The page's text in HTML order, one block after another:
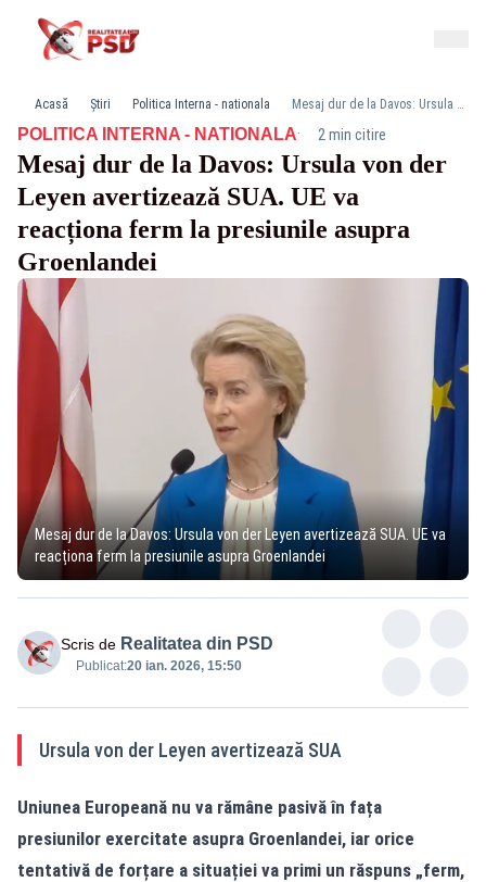
Acasă Știri Politica Interna - nationala Mesaj dur de la Davos: Ursula von der Leyen avertizează SUA. UE va reacționa ferm la presiunile asupra Groenlandei
POLITICA INTERNA - NATIONALA· 2 min citire
Mesaj dur de la Davos: Ursula von der
Leyen avertizează SUA. UE va
reacționa ferm la presiunile asupra
Groenlandei
Mesaj dur de la Davos: Ursula von der Leyen avertizează SUA. UE va
reacționa ferm la presiunile asupra Groenlandei
Scris de Realitatea din PSD
Publicat:20 ian. 2026, 15:50
Ursula von der Leyen avertizează SUA
Uniunea Europeană nu va rămâne pasivă în fața
presiunilor exercitate asupra Groenlandei, iar orice
tentativă de forțare a situației va primi un răspuns „ferm,